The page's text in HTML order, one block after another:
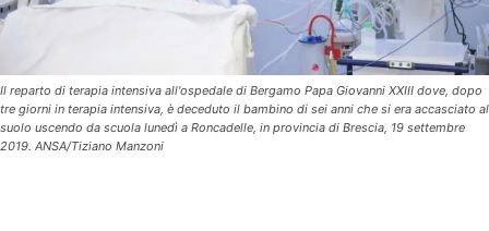
Il reparto di terapia intensiva all'ospedale di Bergamo Papa Giovanni XXIII dove, dopo
tre giorni in terapia intensiva, è deceduto il bambino di sei anni che si era accasciato al
suolo uscendo da scuola lunedì a Roncadelle, in provincia di Brescia, 19 settembre
2019. ANSA/Tiziano Manzoni